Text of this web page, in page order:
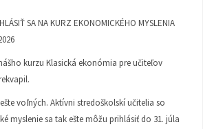
SA NA KURZ EKONOMICKÉHO MYSLENIA
kurzu Klasická ekonómia pre učiteľov
voľných. Aktívni stredoškolskí učitelia so
myslenie sa tak ešte môžu prihlásiť do 31. júla